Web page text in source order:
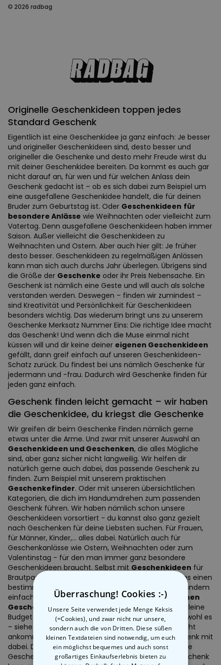
© 2026 radbag
Originelle Geschenkideen toppen jedes
Standard Geschenk
Eigentlich ist eine Geschenkidee ja ganz einfach: Je besser
und origineller Geschenkideen sind, desto besser und
origineller die Geschenke und desto mehr Freude wirst du
mit deiner Geschenkidee bereiten. Da kommt es auch gar
nicht darauf an, für wen und für welchen Anlass dein
Geschenk gedacht ist – ob es sich dabei zum Beispiel um
eine ausgefallene Geschenkidee handelt, die für deinen
Bruder zum Geburtstag ist. Oder Geschenkideen für
besondere Anlässe wie Weihnachten oder vielleicht zum
Vatertag. Denn ausgefallene Geschenkideen haben immer
Saison. Außer vielleicht die Geschenkideen zu
Weihnachten und Ostern. Aber auch hier gilt: Je früher
desto besser. Geschenkideen zu regelmäßigen Anlässen
kann man sich auch durchs Jahr überlegen. Übrigens sind
die Größe der Geschenke oder ihr Preis Nebensache. Ein
Geschenk ist nämlich eine Geste und will auch als solche
verstanden werden. Deswegen – finden wir zumindest –
sind Kreativität und Persönlichkeit für Geschenkideen
besonders wichtig. Das wiederum bringt uns zu unserem
Geschenke Merksatz Nummer Eins: Die richtige Idee macht
das Geschenk! Und wenn dich die Muse einmal nicht
küssen will und dir keine deiner eigenen Geschenkideen
gefällt, dann greif einfach auf unseren Geschenkideen-
Schatz zurück. Du findest bei uns nämlich Geschenke für
jedermann und -frau. Dadurch wird Geschenke finden für
jeden ganz einfach.
Geschenk finden leicht gemacht – wir haben
die Geschenkidee, du kriegst die Geschenke
Wir greifen dir beim Geschenke Finden nämlich gerne
etwas unter die Arme. Und zwar mit unserer Auswahl an
Geschenkideen und Geschenken, die alles Mögliche
sind, aber ganz sicher nicht langweilig. Wir helfen dir
natürlich gerne auch dabei, das passende Geschenk zu
finden. Zum Beispiel mit unserem praktischen
Geschenkefinder. Oder mit unseren übersichtlichen
Kategorien, die dich im Handumdrehen zum passenden
Geschenk führen. Wir haben nämlich schon unsere
Geschenkideen vorsortiert - du kannst also ganz gezielt
nach Geschenken für deine Liebsten suchen. Für Frauen,
für Männer, Kinder,... alles dabei. Natürlich auch für
Geschenkanlässe wie Ostern, Weihnachten oder zum
Valentinstag - für den man immer ganz besondere
Geschenkideen braucht. Selbst mit Geschenkideen für
Brautpaare und Hochzeiten können wir dienen. Ob es einen
bestimmten Grund zum Feiern gibt oder ob du jemandem
einfach so und ganz spontan mit einerausgefallenen
Geschenkideeeine Freude machen willst, für das kleine
Budget ebenso wie für das ein bisschen größere, obwohl es
– siehe oben – darauf bei Geschenken ja wirklich nicht
ankommt, bei uns ist garantiert das perfekte Geschenk mit
dabei. Du denkst, dass gute Geschenkideen nur teure
Geschenke sein können? Da liegst du falsch. Ein Geschenk
Überraschung! Cookies :-)
Unsere Seite verwendet jede Menge Keksis
(=Cookies), und zwar nicht nur unsere,
sondern auch die von Dritten. Diese süßen
kleinen Textdateien sind notwendig, um euch
ein möglichst bequemes und auch sonst
großartiges Einkaufserlebnis bieten zu